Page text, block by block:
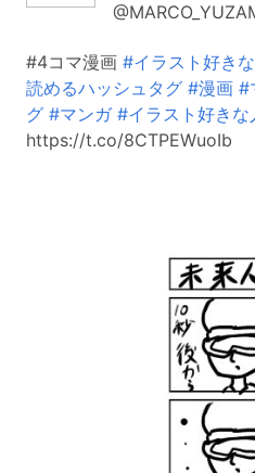
#4コマ漫画 #イラスト好き
読めるハッシュタグ #漫画 #
グ #マンガ #イラスト好きな
https://t.co/8CTPEWuoIb